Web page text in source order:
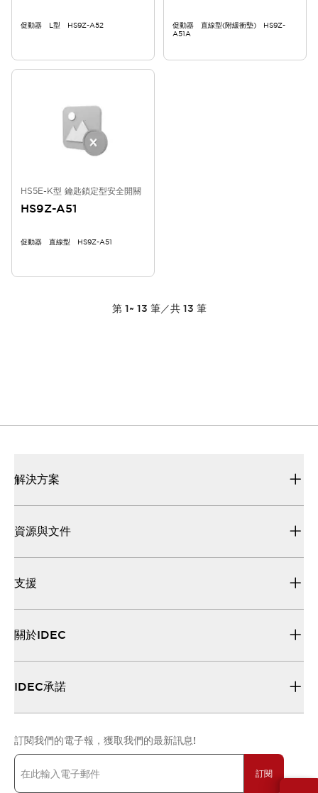
促動器 L型 HS9Z-A52
促動器 直線型(附緩衝墊) HS9Z-
A51A
HS5E-K型 鑰匙鎖定型安全開關
HS9Z-A51
促動器 直線型 HS9Z-A51
第 1~ 13 筆／共 13 筆
解決方案
資源與文件
支援
關於IDEC
IDEC承諾
訂閱我們的電子報，獲取我們的最新訊息!
訂閱